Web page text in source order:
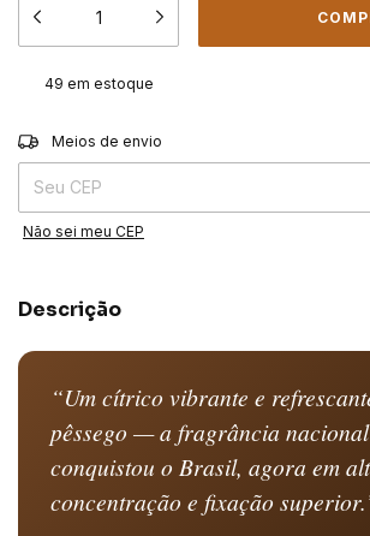
49 em estoque
Entregas para o CEP:
Meios de envio
Não sei meu CEP
Descrição
“Um cítrico vibrante e
pêssego — a fragrância
conquistou o Brasil, agora em
concentração e fixação